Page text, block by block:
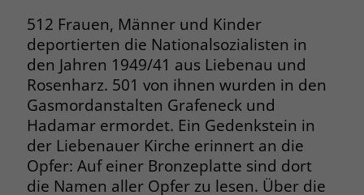
512 Frauen, Männer und Kinder
deportierten die Nationalsozialisten in
den Jahren 1949/41 aus Liebenau und
Rosenharz. 501 von ihnen wurden in den
Gasmordanstalten Grafeneck und
Hadamar ermordet. Ein Gedenkstein in
der Liebenauer Kirche erinnert an die
Opfer: Auf einer Bronzeplatte sind dort
die Namen aller Opfer zu lesen. Über die
Name PHPSESSID
Anbieter stiftung-liebenau.de
Laufzeit Session
Zweck
Behält die Zustände des Benutzers bei
allen Seitenanfragen bei.
Zweck
Browsers und die Einstellungen
exklusiv für diese Website zu speichern.
Dadurch wird gewährleistet, dass
Aktionen, die bei späteren Besuchen
derselben Website durchgeführt
werden, mit derselben
Benutzerkennung verknüpft werden.
Name _clsk